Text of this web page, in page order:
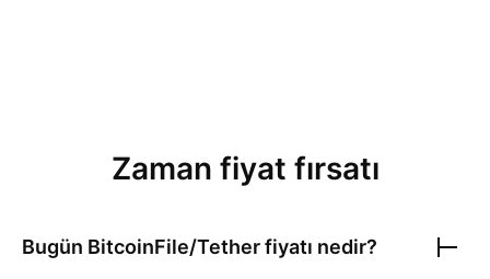
Zaman fiyat fırsatı
Bugün BitcoinFile/Tetherfiyatı nedir?